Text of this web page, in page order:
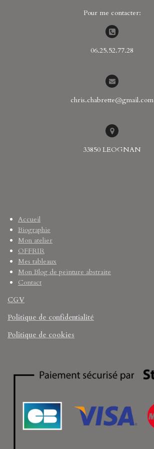
Pour me contacter:
06.25.52.77.28
chris.chabrette@gmail.com
33850 LEOGNAN
Accueil
Biographie
Mon atelier
OFFRIR
Mes tableaux
Mon Blog de peinture abstraite
Contact
CGV
Politique de confidentialité
Politique de cookies